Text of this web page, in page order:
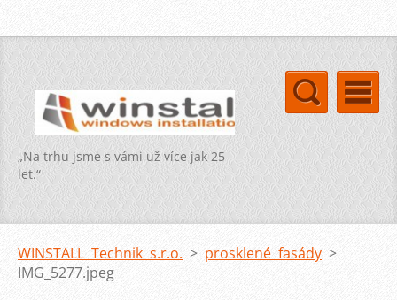
„Na trhu jsme s vámi už více jak 25
let.“
WINSTALL Technik s.r.o. > prosklené fasády >
IMG_5277.jpeg